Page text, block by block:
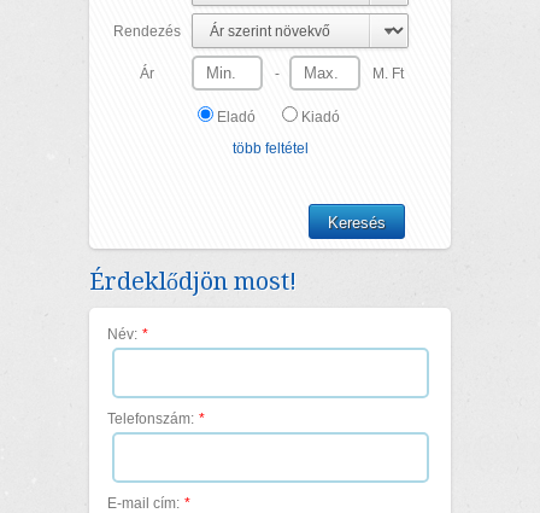
Rendezés
Ár - M. Ft
Eladó
Kiadó
több feltétel
Érdeklődjön most!
Név: *
Telefonszám: *
E-mail cím: *